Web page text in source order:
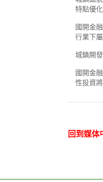
特點優
國開金
行業下
城鎮開
國開金
性投資
回到媒体